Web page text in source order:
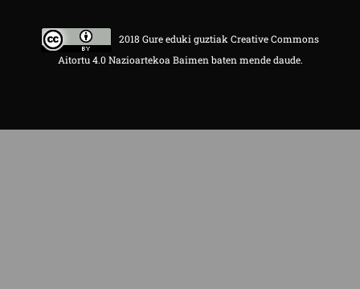
2018 Gure eduki guztiak Creative Commons
Aitortu 4.0 Nazioartekoa Baimen baten mende daude.